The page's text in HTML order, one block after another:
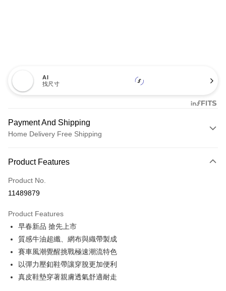
AI
找尺寸
Payment And Shipping
Home Delivery Free Shipping
Credit Card (Full Payment)
Credit Card Installments
Taiwan Cooperative Bank
Hua Nan Commercial Bank
The Shanghai Commercial &
Savings Bank
Cathay United Bank
Taiwan Business Bank
0% for 6 months
Taiwan Cooperative Bank
Hua Nan Commercial Bank
The Shanghai Commercial &
Savings Bank
Cathay United Bank
0% for 12 months
Hua Nan Commercial Bank
The Shanghai Commercial &
Savings Bank
LINE Pay
Apple Pay
Product Features
Product No.
11489879
Product Features
早春新品 搶先上市
質感牛油超纖、網布與織帶製成
賽車風潮覺醒挑戰極速潮流特色
以彈力壓釦鞋帶讓穿脫更加便利
真皮鞋墊穿著親膚透氣舒適耐走